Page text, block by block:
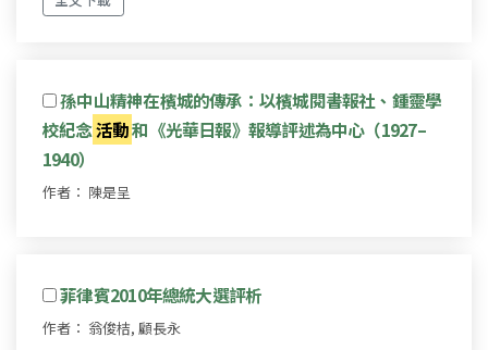
孫中山精神在檳城的傳承：以檳城閱書報社、鍾靈學
校紀念活動和《光華日報》報導評述為中心（1927–
1940）
作者： 陳是呈
菲律賓2010年總統大選評析
作者： 翁俊桔, 顧長永